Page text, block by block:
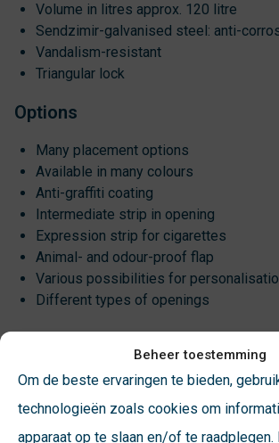
Beheer toestemming
Om de beste ervaringen te bieden,
technologieën zoals cookies om
apparaat op te slaan en/of te raadplegen.
Volume in litres approx. 120 litre
Sendzimir-galvanised steel: anti-
Vandalism-resistant
Triangular lock
Options
Many placement options
Available in many colours
Anti-graffiti coating
Intermediate strip in opening
Expression strip for cigarettes
Animal- and odour-proof flap
Various possibilities for
Different types of openings
Customers speak